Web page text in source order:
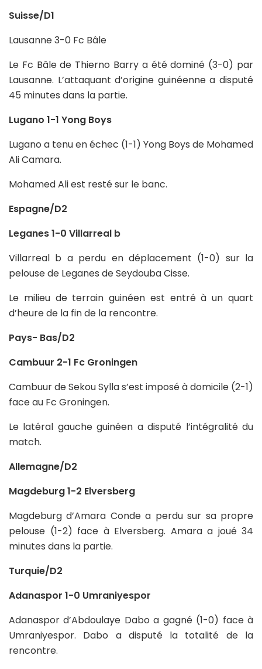
Suisse/D1
Lausanne 3-0 Fc Bâle
Le Fc Bâle de Thierno Barry a été dominé (3-0) par
Lausanne. L’attaquant d’origine guinéenne a disputé
45 minutes dans la partie.
Lugano 1-1 Yong Boys
Lugano a tenu en échec (1-1) Yong Boys de Mohamed
Ali Camara.
Mohamed Ali est resté sur le banc.
Espagne/D2
Leganes 1-0 Villarreal b
Villarreal b a perdu en déplacement (1-0) sur la
pelouse de Leganes de Seydouba Cisse.
Le milieu de terrain guinéen est entré à un quart
d’heure de la fin de la rencontre.
Pays- Bas/D2
Cambuur 2-1 Fc Groningen
Cambuur de Sekou Sylla s’est imposé à domicile (2-1)
face au Fc Groningen.
Le latéral gauche guinéen a disputé l’intégralité du
match.
Allemagne/D2
Magdeburg 1-2 Elversberg
Magdeburg d’Amara Conde a perdu sur sa propre
pelouse (1-2) face à Elversberg. Amara a joué 34
minutes dans la partie.
Turquie/D2
Adanaspor 1-0 Umraniyespor
Adanaspor d’Abdoulaye Dabo a gagné (1-0) face à
Umraniyespor. Dabo a disputé la totalité de la
rencontre.